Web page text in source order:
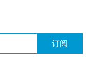
订阅